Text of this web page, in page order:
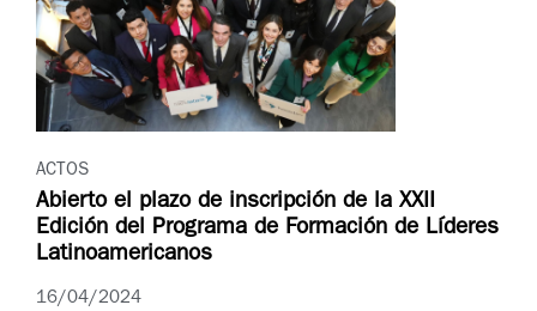
ACTOS
Abierto el plazo de inscripción de la XXII
Edición del Programa de Formación de Líderes
Latinoamericanos
16/04/2024